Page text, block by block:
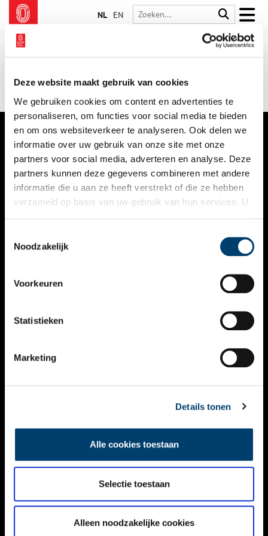
Deze website maakt gebruik van cookies
We gebruiken cookies om content en advertenties te
personaliseren, om functies voor social media te bieden
en om ons websiteverkeer te analyseren. Ook delen we
informatie over uw gebruik van onze site met onze
partners voor social media, adverteren en analyse. Deze
partners kunnen deze gegevens combineren met andere
informatie die u aan ze heeft verstrekt of die ze hebben
verzameld op basis van uw gebruik van hun services. U
Noodzakelijk
Voorkeuren
Statistieken
Marketing
Details tonen
Alle cookies toestaan
Selectie toestaan
Alleen noodzakelijke cookies
NL EN
VERHALEN
NIEUWS
KALENDER
ACTIVITEITEN
NIEUWSBRIEF
DISCLAIMER
TOEGANKELIJKHEID
Volg ONH op social media